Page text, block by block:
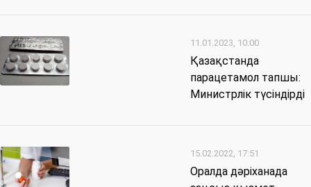
11.01.2023, 10:00
Қазақстанда
парацетамол тапшы:
Министрлік түсіндірді
15.02.2022, 17:51
Оралда дәріханада